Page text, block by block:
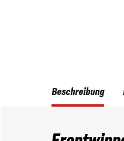
Beschreibung